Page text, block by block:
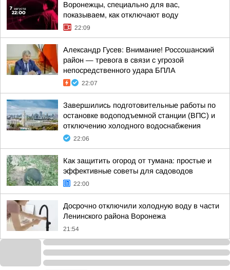
Воронежцы, специально для вас,
показываем, как отключают воду
22:09
Александр Гусев: Внимание! Россошанский
район — тревога в связи с угрозой
непосредственного удара БПЛА
22:07
Завершились подготовительные работы по
остановке водоподъемной станции (ВПС) и
отключению холодного водоснабжения
22:06
Как защитить огород от тумана: простые и
эффективные советы для садоводов
22:00
Досрочно отключили холодную воду в части
Ленинского района Воронежа
21:54